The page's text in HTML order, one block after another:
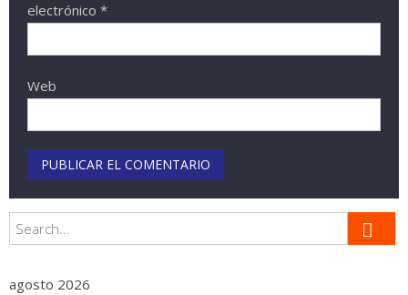
electrónico *
Web
agosto 2026